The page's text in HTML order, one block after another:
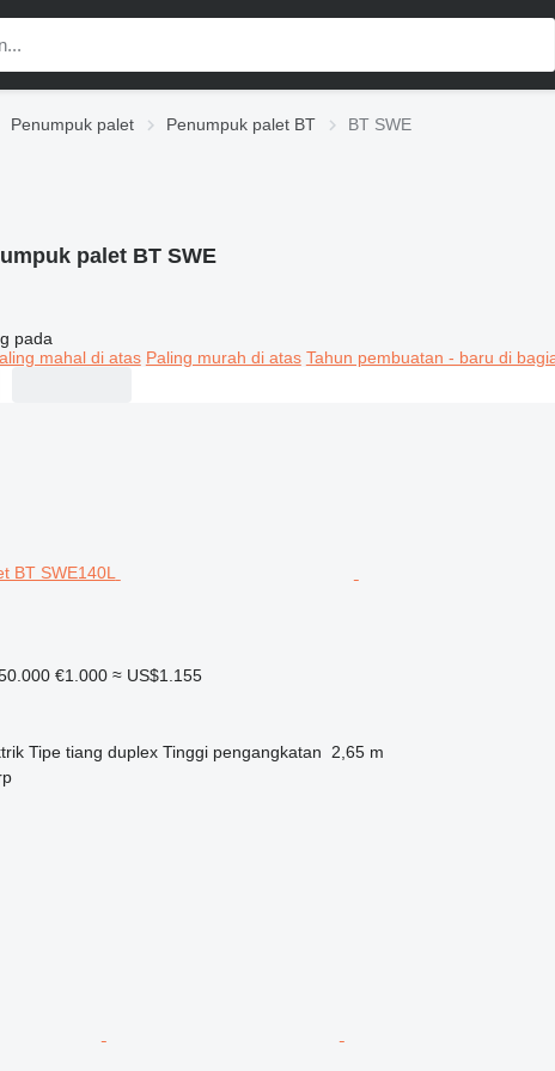
Penumpuk palet Penumpuk palet BT BT SWE
palet BT SWE
pada
mahal di atas Paling murah di atas Tahun pembuatan - baru di
€1.000 ≈ US$1.155
Tipe tiang duplex Tinggi pengangkatan
2,65 m